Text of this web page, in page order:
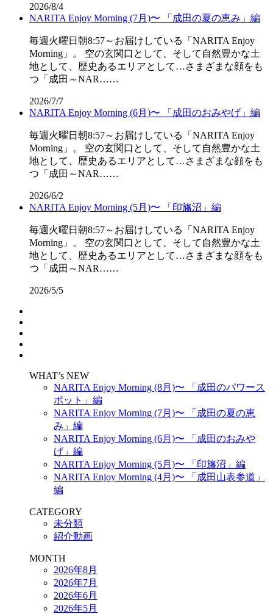
2026/8/4
NARITA Enjoy Morning (7月)〜 「成田の夏の恵み」編
毎週火曜日朝8:57～お届けしている「NARITA Enjoy
Morning」。 空の玄関口として、そして自然豊かな土
地として、歴史あるエリアとして…さまざまな顔をも
つ「成田～NAR……
2026/7/7
NARITA Enjoy Morning (6月)〜 「成田のおみやげ」編
毎週火曜日朝8:57～お届けしている「NARITA Enjoy
Morning」。 空の玄関口として、そして自然豊かな土
地として、歴史あるエリアとして…さまざまな顔をも
つ「成田～NAR……
2026/6/2
NARITA Enjoy Morning (5月)〜 「印旛沼」編
毎週火曜日朝8:57～お届けしている「NARITA Enjoy
Morning」。 空の玄関口として、そして自然豊かな土
地として、歴史あるエリアとして…さまざまな顔をも
つ「成田～NAR……
2026/5/5
WHAT’s NEW
NARITA Enjoy Morning (8月)〜 「成田のパワース
ポット」編
NARITA Enjoy Morning (7月)〜 「成田の夏の恵
み」編
NARITA Enjoy Morning (6月)〜 「成田のおみや
げ」編
NARITA Enjoy Morning (5月)〜 「印旛沼」編
NARITA Enjoy Morning (4月)〜 「成田山表参道」
編
CATEGORY
未分類
紹介動画
MONTH
2026年8月
2026年7月
2026年6月
2026年5月